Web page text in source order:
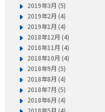
2019年3月 (5)
2019年2月 (4)
2019年1月 (4)
2018年12月 (4)
2018年11月 (4)
2018年10月 (4)
2018年9月 (5)
2018年8月 (4)
2018年7月 (5)
2018年6月 (4)
2018年5月 (4)